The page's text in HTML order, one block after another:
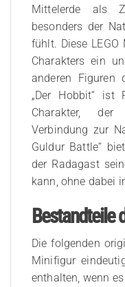
Mittelerde als
besonders der
fühlt. Diese
Charakters ein
anderen Figuren
„Der Hobbit“ ist
Charakter,
Verbindung zur
Guldur Battle“
der Radagast
kann, ohne dabei
Bestandteile
Die folgenden
Minifigur
enthalten, wenn